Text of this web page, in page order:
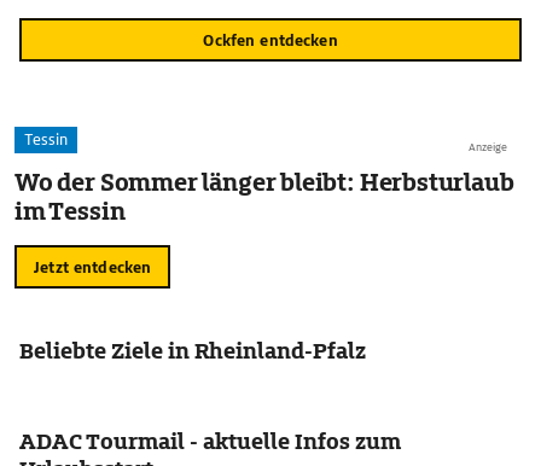
Ockfen entdecken
Anzeige
Tessin
Wo der Sommer länger bleibt: Herbsturlaub
im Tessin
Jetzt entdecken
Beliebte Ziele in Rheinland-Pfalz
ADAC Tourmail - aktuelle Infos zum